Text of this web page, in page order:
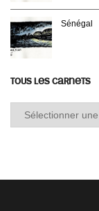
Sénégal
TOUS LES CARNETS